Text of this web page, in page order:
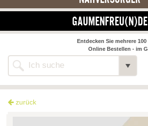
GAUMENFREU(N)DE
Alle
Entdecken Sie mehrere
Online Bestellen - im
zurück